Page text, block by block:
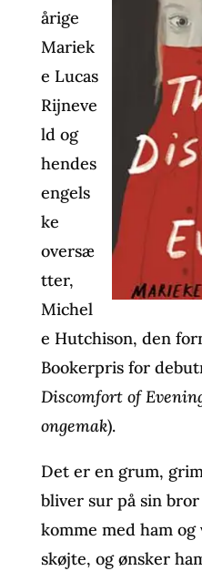
årige
Mariek
e Lucas
Rijneve
ld og
hendes
engels
ke
oversæ
tter,
Michel
e Hutchison, den
Bookerpris for
Discomfort of
ongemak).
Det er en grum,
bliver sur på sin
komme med ham
skøjte, og ønsker